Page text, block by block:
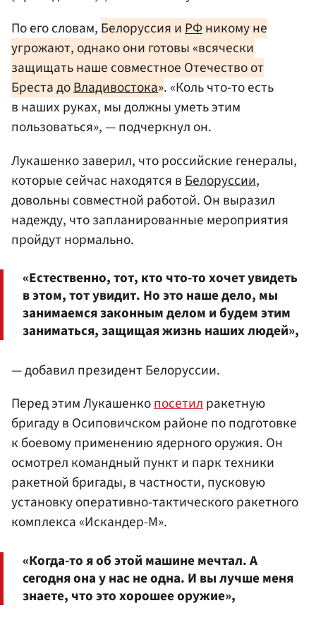
По его словам, Белоруссия иРФникому не
угрожают, однако они готовы «всячески
защищать наше совместное Отечество от
Бреста доВладивостока». «Коль что-то есть
в наших руках, мы должны уметь этим
пользоваться», — подчеркнул он.
Лукашенко заверил, что российские генералы,
которые сейчас находятся вБелоруссии,
довольны совместной работой. Он выразил
надежду, что запланированные мероприятия
пройдут нормально.
«Естественно, тот, кто что-то хочет увидеть
в этом, тот увидит. Но это наше дело, мы
занимаемся законным делом и будем этим
заниматься, защищая жизнь наших людей»,
— добавил президент Белоруссии.
Перед этим Лукашенкопосетилракетную
бригаду в Осиповичском районе по подготовке
к боевому применению ядерного оружия. Он
осмотрел командный пункт и парк техники
ракетной бригады, в частности, пусковую
установку оперативно-тактического ракетного
комплекса «Искандер-М».
«Когда-то я об этой машине мечтал. А
сегодня она у нас не одна. И вы лучше меня
знаете, что это хорошее оружие»,